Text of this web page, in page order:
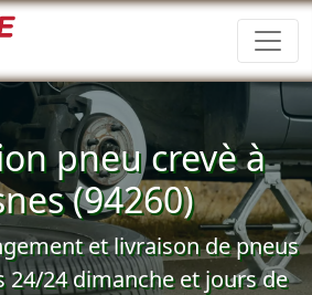
pneu crevè à
(94260)
et livraison de pneus
24 dimanche et jours de